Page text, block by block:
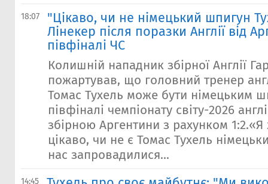
18:07
"Цікаво, чи не німецький шпигун
Лінекер після поразки Англії від
півфіналі ЧС
Колишній нападник збірної Англії
пожартував, що головний тренер
Томас Тухель може бути німецьким
півфіналі чемпіонату світу-2026
збірною Аргентини з рахунком
цікаво, чи не є Томас Тухель
нас запровадилися...
14:45